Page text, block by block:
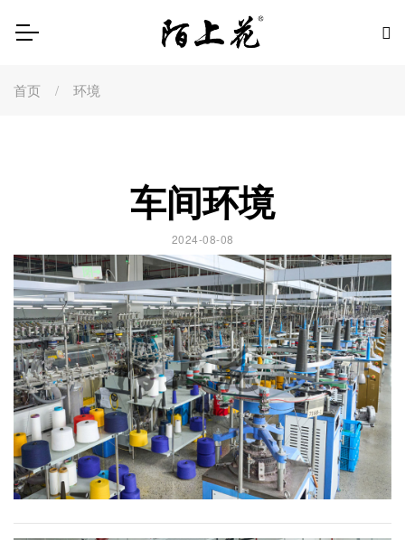
首页 环境
车间环境
2024-08-08